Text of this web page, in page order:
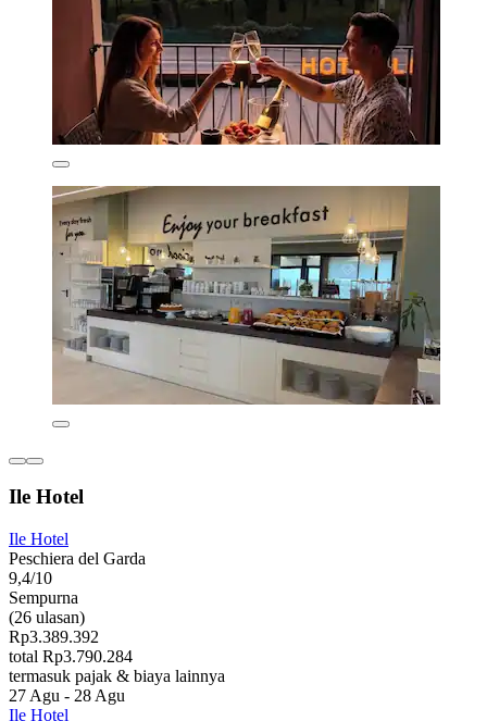
Ile Hotel
Ile Hotel
Peschiera del Garda
9,4/10
Sempurna
(26 ulasan)
Rp3.389.392
total Rp3.790.284
termasuk pajak & biaya lainnya
27 Agu - 28 Agu
Ile Hotel